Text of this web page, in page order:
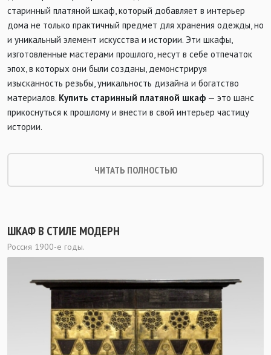
старинный платяной шкаф, который добавляет в интерьер
дома не только практичный предмет для хранения одежды, но
и уникальный элемент искусства и истории. Эти шкафы,
изготовленные мастерами прошлого, несут в себе отпечаток
эпох, в которых они были созданы, демонстрируя
изысканность резьбы, уникальность дизайна и богатство
материалов. Купить старинный платяной шкаф — это шанс
прикоснуться к прошлому и внести в свой интерьер частицу
истории.
ЧИТАТЬ ПОЛНОСТЬЮ
ШКАФ В СТИЛЕ МОДЕРН
Россия 1900-е годы.